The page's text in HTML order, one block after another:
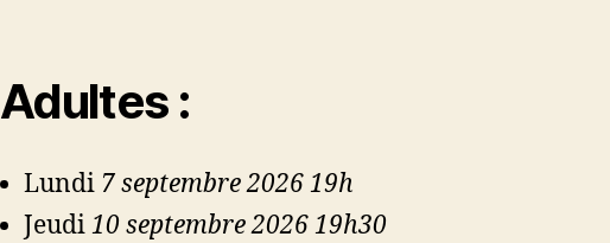
Adultes :
Lundi 7 septembre 2026 19h
Jeudi10 septembre 2026 19h30